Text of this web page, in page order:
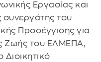
Εργασίας και
συνεργάτης του
Προσέγγισης για
Ζωής του ΕΛΜΕΠΑ,
Διοικητικό